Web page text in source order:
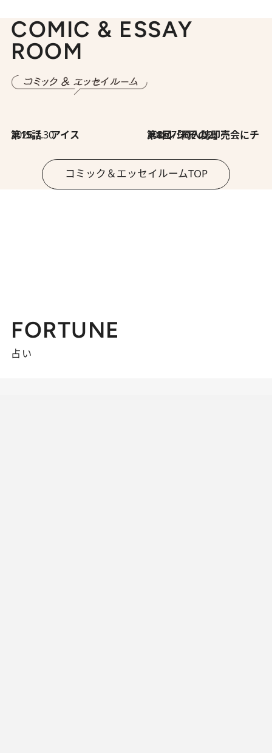
COMIC & ESSAY
ROOM
2026.7.30
第15話 アイス 2026.7.30
第8回「同人誌即売会にチャレンジ その2」
コミック＆エッセイルームTOP
FORTUNE
占い